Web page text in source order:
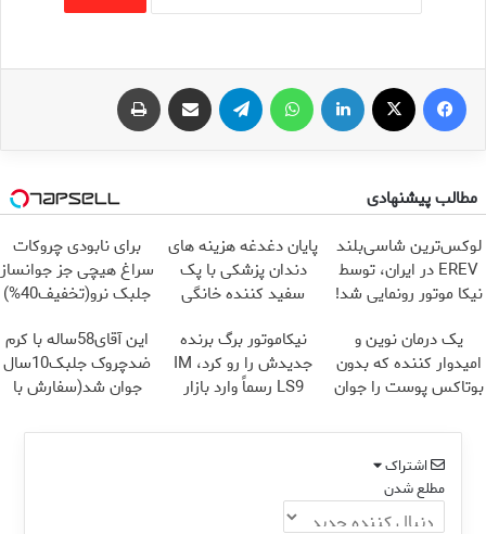
فیس بوک لینکدین واتس آپ تلگرام اشتراک گذاری از طریق ایمیل
مطالب پیشنهادی
لوکس‌ترین شاسی‌بلند
EREV در ایران، توسط
نیکا موتور رونمایی شد!
پایان دغدغه هزینه های
دندان پزشکی با پک
سفید کننده خانگی
برای نابودی چروکات
سراغ هیچی جز جوانساز
جلبک نرو(تخفیف40%)
یک درمان نوین و
امیدوار کننده که بدون
بوتاکس پوست را جوان
نیکاموتور برگ برنده
جدیدش را رو کرد، IM
LS9 رسماً وارد بازار
این آقای58ساله با کرم
ضدچروک جلبک10سال
جوان شد(سفارش با
اشتراک
مطلع شدن